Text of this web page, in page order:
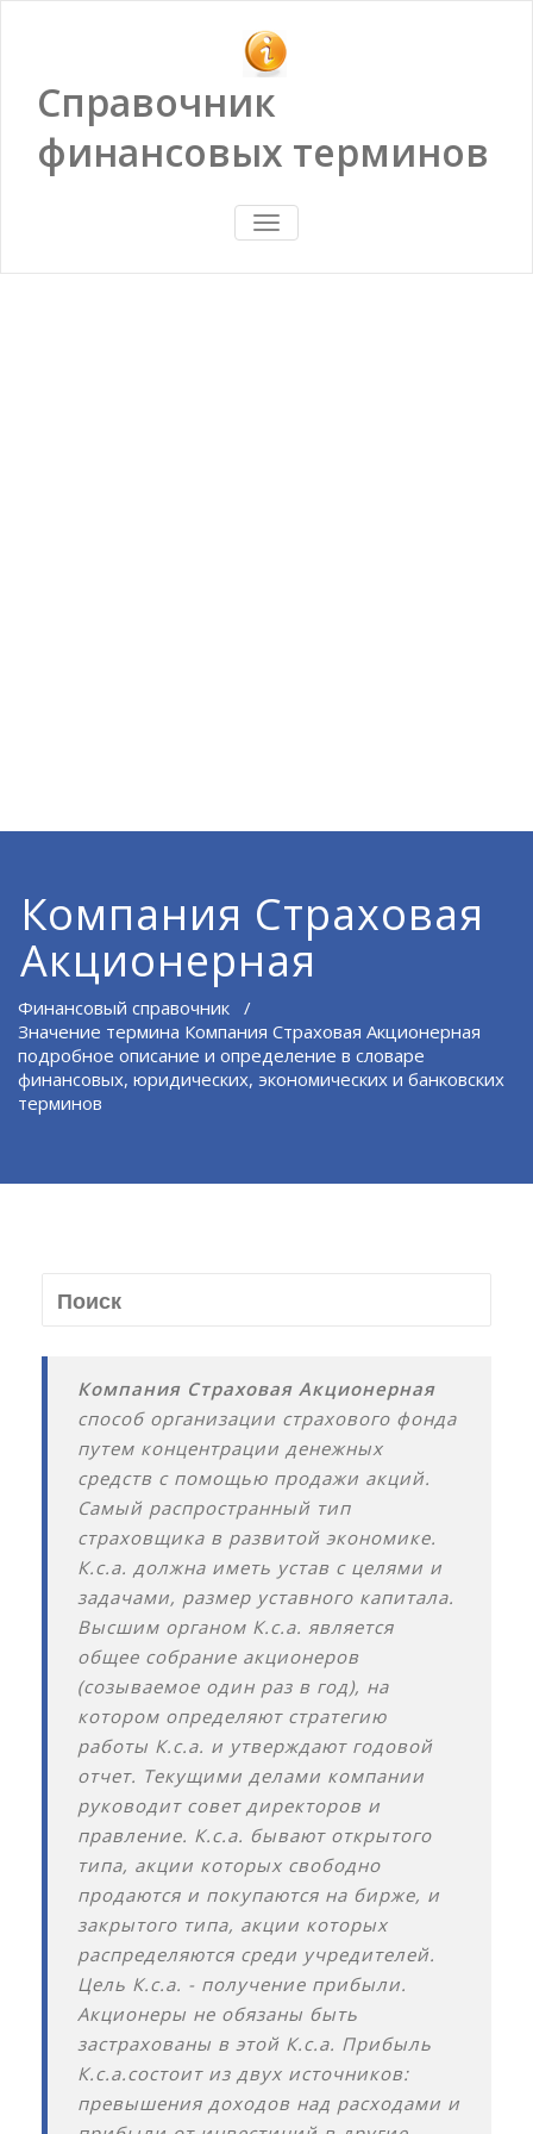
Справочник
финансовых терминов
ПОКАЗАТЬ/
СКРЫТЬ
Компания Страховая
Акционерная
Финансовый справочник /
Значение термина Компания Страховая Акционерная
подробное описание и определение в словаре
финансовых, юридических, экономических и банковских
терминов
Компания Страховая Акционерная
способ организации страхового фонда
путем концентрации денежных
средств с помощью продажи акций.
Самый распространный тип
страховщика в развитой экономике.
К.с.а. должна иметь устав с целями и
задачами, размер уставного капитала.
Высшим органом К.с.а. является
общее собрание акционеров
(созываемое один раз в год), на
котором определяют стратегию
работы К.с.а. и утверждают годовой
отчет. Текущими делами компании
руководит совет директоров и
правление. К.с.а. бывают открытого
типа, акции которых свободно
продаются и покупаются на бирже, и
закрытого типа, акции которых
распределяются среди учредителей.
Цель К.с.а. - получение прибыли.
Акционеры не обязаны быть
застрахованы в этой К.с.а. Прибыль
К.с.а.состоит из двух источников:
превышения доходов над расходами и